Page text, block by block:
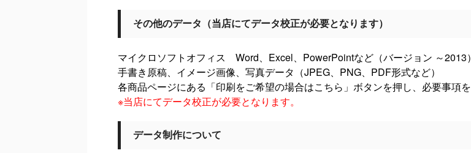
その他のデータ（当店にてデータ校正が必要となります）
マイクロソフトオフィス Word、Excel、PowerPointなど（バージョン ～2013）
手書き原稿、イメージ画像、写真データ（JPEG、PNG、PDF形式など）
各商品ページにある「印刷をご希望の場合はこちら」ボタンを押し、必要事項
※当店にてデータ校正が必要となります。
データ制作について